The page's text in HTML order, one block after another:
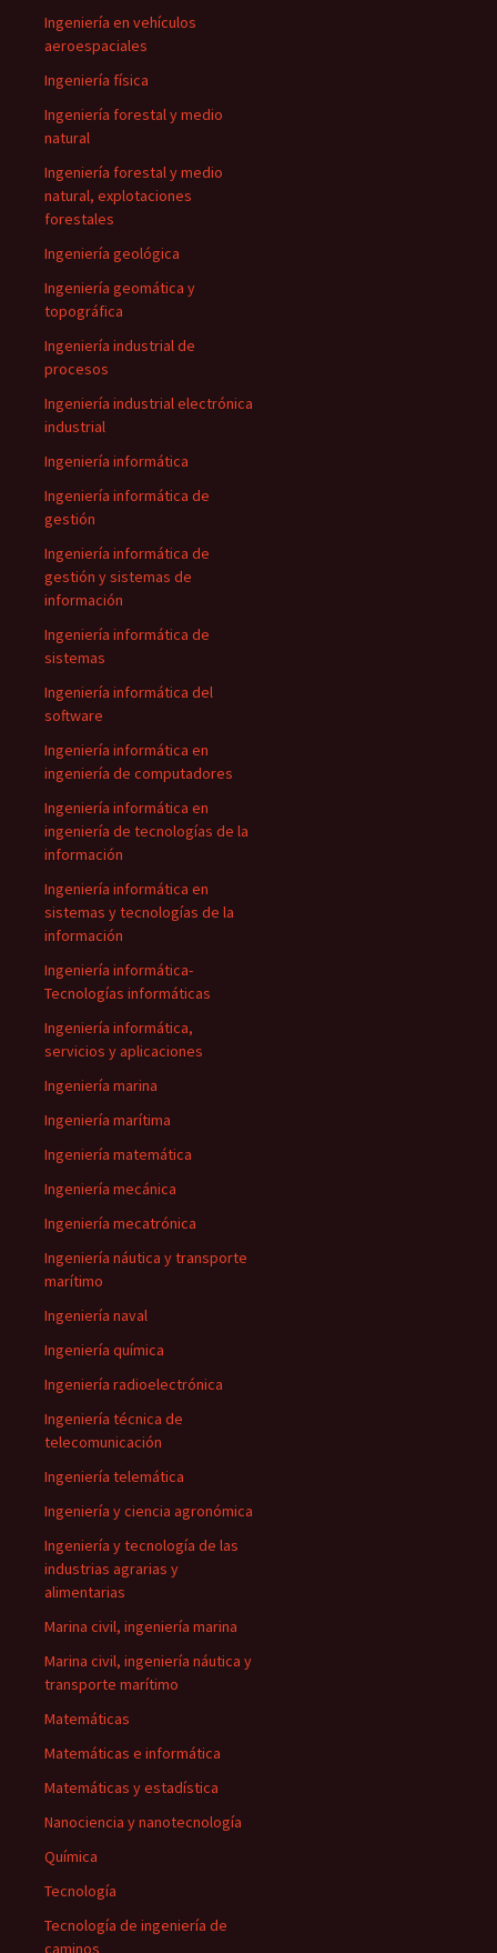
Ingeniería en vehículos
aeroespaciales
Ingeniería física
Ingeniería forestal y medio
natural
Ingeniería forestal y medio
natural, explotaciones
forestales
Ingeniería geológica
Ingeniería geomática y
topográfica
Ingeniería industrial de
procesos
Ingeniería industrial electrónica
industrial
Ingeniería informática
Ingeniería informática de
gestión
Ingeniería informática de
gestión y sistemas de
información
Ingeniería informática de
sistemas
Ingeniería informática del
software
Ingeniería informática en
ingeniería de computadores
Ingeniería informática en
ingeniería de tecnologías de la
información
Ingeniería informática en
sistemas y tecnologías de la
información
Ingeniería informática-
Tecnologías informáticas
Ingeniería informática,
servicios y aplicaciones
Ingeniería marina
Ingeniería marítima
Ingeniería matemática
Ingeniería mecánica
Ingeniería mecatrónica
Ingeniería náutica y transporte
marítimo
Ingeniería naval
Ingeniería química
Ingeniería radioelectrónica
Ingeniería técnica de
telecomunicación
Ingeniería telemática
Ingeniería y ciencia agronómica
Ingeniería y tecnología de las
industrias agrarias y
alimentarias
Marina civil, ingeniería marina
Marina civil, ingeniería náutica y
transporte marítimo
Matemáticas
Matemáticas e informática
Matemáticas y estadística
Nanociencia y nanotecnología
Química
Tecnología
Tecnología de ingeniería de
caminos